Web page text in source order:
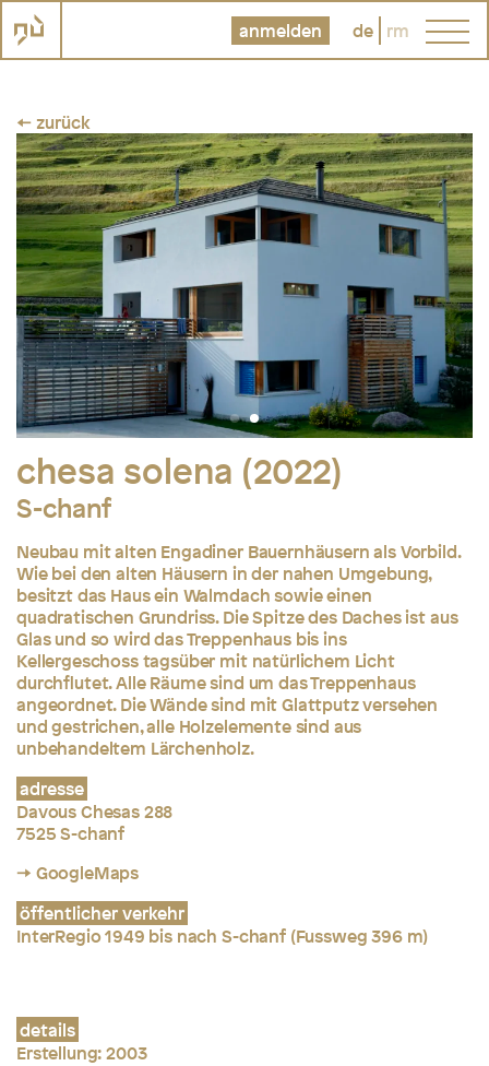
anmelden de rm
← zurück
chesa solena (2022)
S-chanf
Neubau mit alten Engadiner Bauernhäusern als Vorbild.
Wie bei den alten Häusern in der nahen Umgebung,
besitzt das Haus ein Walmdach sowie einen
quadratischen Grundriss. Die Spitze des Daches ist aus
Glas und so wird das Treppenhaus bis ins
Kellergeschoss tagsüber mit natürlichem Licht
durchflutet. Alle Räume sind um das Treppenhaus
angeordnet. Die Wände sind mit Glattputz versehen
und gestrichen, alle Holzelemente sind aus
unbehandeltem Lärchenholz.
adresse
Davous Chesas 288
7525 S-chanf
→ GoogleMaps
öffentlicher verkehr
InterRegio 1949 bis nach S-chanf (Fussweg 396 m)
details
Erstellung: 2003